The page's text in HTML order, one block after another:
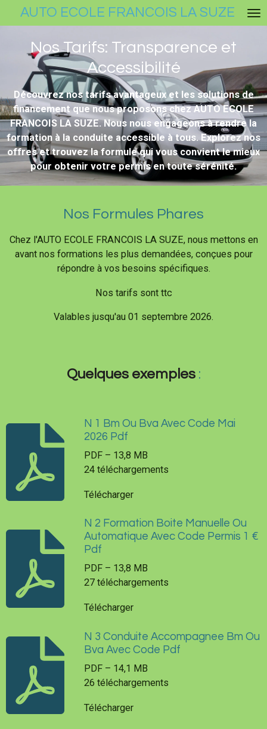
Passer
au
contenu
principal
AUTO ECOLE FRANCOIS LA SUZE
Nos Tarifs: Transparence et
Accessibilité
Découvrez nos tarifs avantageux et les solutions de
financement que nous proposons chez AUTO ECOLE
FRANCOIS LA SUZE. Nous nous engageons à rendre la
formation à la conduite accessible à tous. Explorez nos
offres et trouvez la formule qui vous convient le mieux
pour obtenir votre permis en toute sérénité.
Nos Formules Phares
Chez l'AUTO ECOLE FRANCOIS LA SUZE, nous mettons en
avant nos formations les plus demandées, conçues pour
répondre à vos besoins spécifiques.
Nos tarifs sont ttc
Valables jusqu'au 01 septembre 2026.
Quelques exemples :
N 1 Bm Ou Bva Avec Code Mai
2026 Pdf
PDF – 13,8 MB
24 téléchargements
Télécharger
N 2 Formation Boite Manuelle Ou
Automatique Avec Code Permis 1 €
Pdf
PDF – 13,8 MB
27 téléchargements
Télécharger
N 3 Conduite Accompagnee Bm Ou
Bva Avec Code Pdf
PDF – 14,1 MB
26 téléchargements
Télécharger